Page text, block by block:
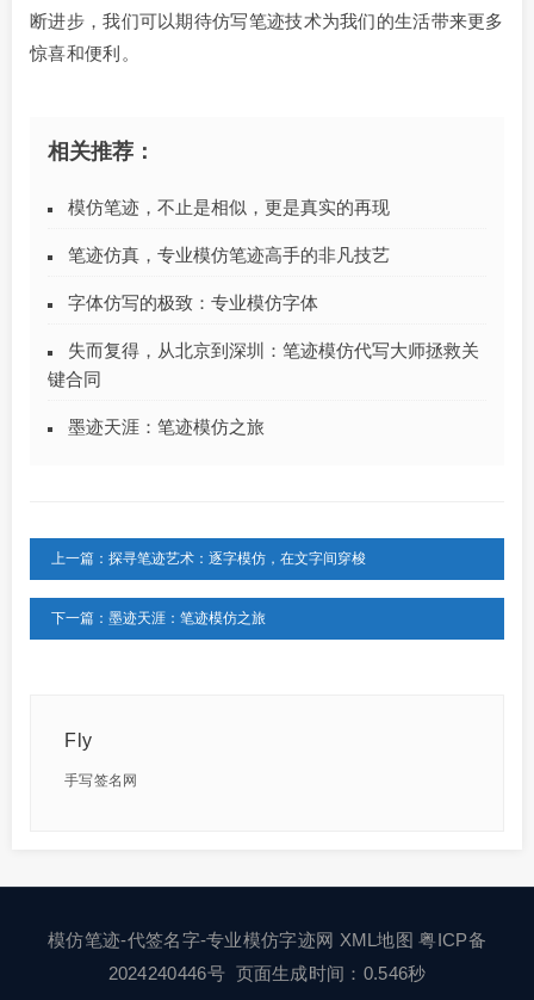
断进步，我们可以期待仿写笔迹技术为我们的生活带来更多
惊喜和便利。
相关推荐：
模仿笔迹，不止是相似，更是真实的再现
笔迹仿真，专业模仿笔迹高手的非凡技艺
字体仿写的极致：专业模仿字体
失而复得，从北京到深圳：笔迹模仿代写大师拯救关
键合同
墨迹天涯：笔迹模仿之旅
上一篇：探寻笔迹艺术：逐字模仿，在文字间穿梭
下一篇：墨迹天涯：笔迹模仿之旅
Fly
手写签名网
模仿笔迹-代签名字-专业模仿字迹网 XML地图粤ICP备
2024240446号 页面生成时间：0.546秒